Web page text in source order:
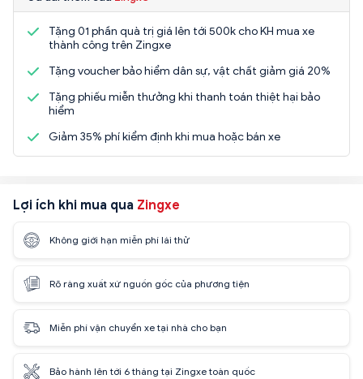
Tặng 01 phần quà trị giá lên tới 500k cho KH mua xe
thành công trên Zingxe
Tặng voucher bảo hiểm dân sự, vật chất giảm giá 20%
Tặng phiếu miễn thưởng khi thanh toán thiệt hại bảo
hiểm
Giảm 35% phí kiểm định khi mua hoặc bán xe
Lợi ích khi mua qua Zingxe
Không giới hạn miễn phí lái thử
Rõ ràng xuất xứ nguồn gốc của phương tiện
Miễn phí vận chuyển xe tại nhà cho bạn
Bảo hành lên tới 6 tháng tại Zingxe toàn quốc